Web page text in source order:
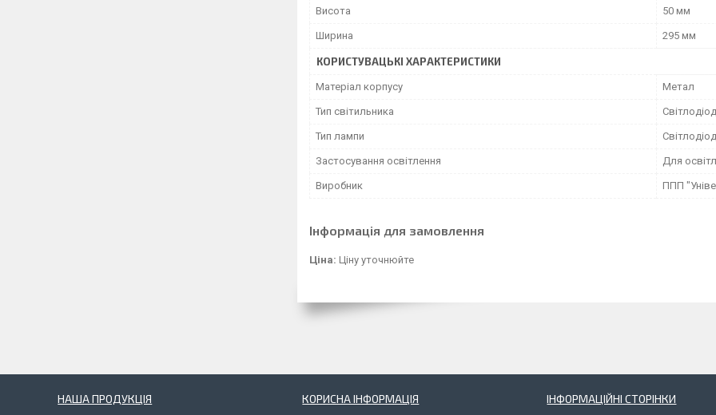
Висота 50 мм
Ширина 295 мм
КОРИСТУВАЦЬКІ ХАРАКТЕРИСТИКИ
Матеріал корпусу Метал
Тип світильника
Тип лампи
Застосування освітлення Для
Виробник ППП
Інформація для замовлення
Ціна: Ціну уточнюйте
НАША ПРОДУКЦІЯ КОРИСНА ІНФОРМАЦІЯ ІНФОРМАЦІЙНІ СТОРІНКИ